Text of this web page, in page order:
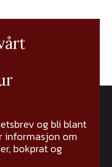
og bli blant
informasjon om
bokprat og